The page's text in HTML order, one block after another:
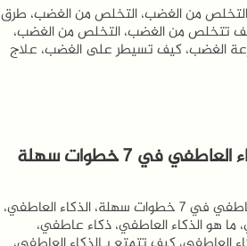
من الغضب، التخلص من الغضب، طرق
تتخلص من الغضب، التخلص من الغضب،
الغضب، كيف تسيطر على الغضب، علاج
في 7 خطوات سهلة
تعلم أساليب الذكاء العاطفي في 7 خطوات سهلة، الذكاء العاطفي،
ما هو الذكاء العاطفي، ذكاء عاطفي،